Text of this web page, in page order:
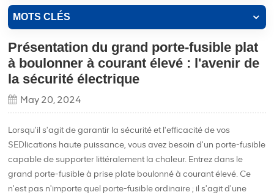
MOTS CLÉS
Présentation du grand porte-fusible plat
à boulonner à courant élevé : l'avenir de
la sécurité électrique
May 20, 2024
Lorsqu'il s'agit de garantir la sécurité et l'efficacité de vos
SEDlications haute puissance, vous avez besoin d'un porte-fusible
capable de supporter littéralement la chaleur. Entrez dans le
grand porte-fusible à prise plate boulonné à courant élevé. Ce
n'est pas n'importe quel porte-fusible ordinaire ; il s'agit d'une